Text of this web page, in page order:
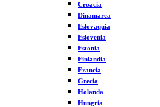
Croacia
Dinamarca
Eslovaquia
Eslovenia
Estonia
Finlandia
Francia
Grecia
Holanda
Hungría